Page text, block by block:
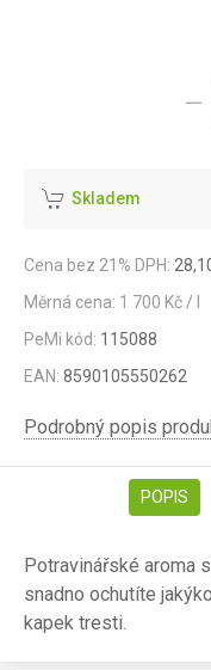
Skladem
Cena bez 21% DPH:
Měrná cena: 1 700 Kč / l
PeMi kód: 115088
EAN: 8590105550262
Podrobný popis
POPIS
Potravinářské aroma
snadno ochutíte
kapek tresti.